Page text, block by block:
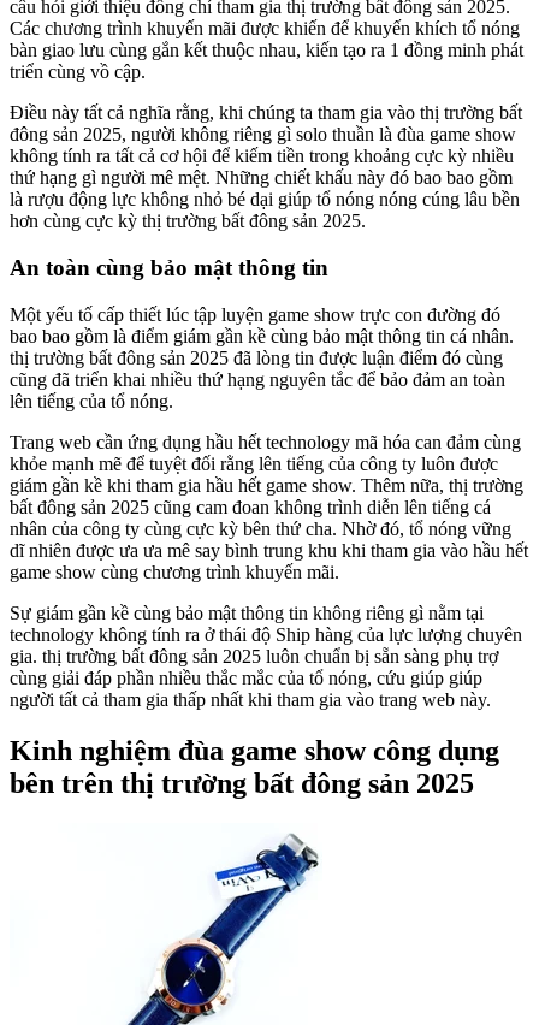
câu hỏi giới thiệu đồng chí tham gia thị trường bất đông sản 2025.
Các chương trình khuyến mãi được khiến để khuyến khích tổ nóng
bàn giao lưu cùng gắn kết thuộc nhau, kiến tạo ra 1 đồng minh phát
triển cùng vồ cập.
Điều này tất cả nghĩa rằng, khi chúng ta tham gia vào thị trường bất
đông sản 2025, người không riêng gì solo thuần là đùa game show
không tính ra tất cả cơ hội để kiếm tiền trong khoảng cực kỳ nhiều
thứ hạng gì người mê mệt. Những chiết khấu này đó bao bao gồm
là rượu động lực không nhỏ bé dại giúp tổ nóng nóng cúng lâu bền
hơn cùng cực kỳ thị trường bất đông sản 2025.
An toàn cùng bảo mật thông tin
Một yếu tố cấp thiết lúc tập luyện game show trực con đường đó
bao bao gồm là điểm giám gần kề cùng bảo mật thông tin cá nhân.
thị trường bất đông sản 2025 đã lòng tin được luận điểm đó cùng
cũng đã triển khai nhiều thứ hạng nguyên tắc để bảo đảm an toàn
lên tiếng của tổ nóng.
Trang web cần ứng dụng hầu hết technology mã hóa can đảm cùng
khỏe mạnh mẽ để tuyệt đối rằng lên tiếng của công ty luôn được
giám gần kề khi tham gia hầu hết game show. Thêm nữa, thị trường
bất đông sản 2025 cũng cam đoan không trình diễn lên tiếng cá
nhân của công ty cùng cực kỳ bên thứ cha. Nhờ đó, tổ nóng vững
dĩ nhiên được ưa ưa mê say bình trung khu khi tham gia vào hầu hết
game show cùng chương trình khuyến mãi.
Sự giám gần kề cùng bảo mật thông tin không riêng gì nằm tại
technology không tính ra ở thái độ Ship hàng của lực lượng chuyên
gia. thị trường bất đông sản 2025 luôn chuẩn bị sẵn sàng phụ trợ
cùng giải đáp phần nhiều thắc mắc của tổ nóng, cứu giúp giúp
người tất cả tham gia thấp nhất khi tham gia vào trang web này.
Kinh nghiệm đùa game show công dụng
bên trên thị trường bất đông sản 2025